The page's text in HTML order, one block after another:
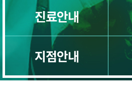
진료안내
지점안내